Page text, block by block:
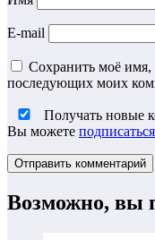
E-mail
Сохранить моё имя,
последующих моих
Получать новые
Вы можете подписаться
Возможно, вы